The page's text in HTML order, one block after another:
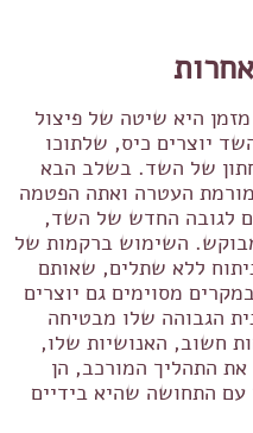
היא שיטה של פיצול
יוצרים כיס, שלתוכו
של השד. בשלב הבא
העטרה ואתה הפטמה
לגובה החדש של השד,
השימוש ברקמות של
ללא שתלים, שאותם
מסוימים גם יוצרים
הגבוהה שלו מבטיחה
חשוב, האנושיות שלו,
התהליך המורכב, הן
עם התחושה שהיא בידיים